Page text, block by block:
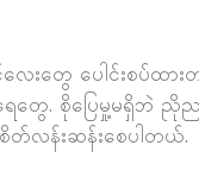
င့်လေးတွေ ပေါင်းစ
ေတွေ. စိုပြေမှု့မရှိဘဲ
တ်လန်းဆန်းစေပါတယ်.